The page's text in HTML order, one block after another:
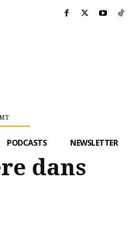
PODCASTS NEWSLETTER
dans